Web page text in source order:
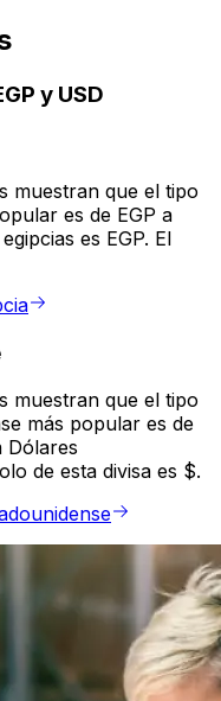
y USD
muestran que el tipo
es de EGP a
es EGP. El
muestran que el tipo
más popular es de
Dólares
de esta divisa es $.